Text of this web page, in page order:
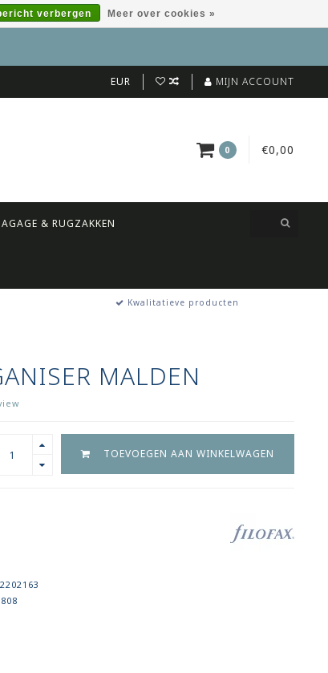
EUR MIJN ACCOUNT
0 €0,00
& RUGZAKKEN
Kwalitatieve producten
MALDEN
TOEVOEGEN AAN WINKELWAGEN
verbergen Meer over cookies »